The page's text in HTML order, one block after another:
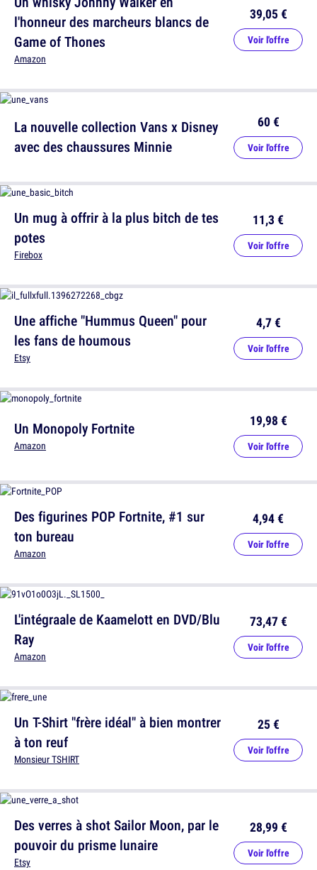
La nouvelle collection Vans x Disney
avec des chaussures Minnie
60 €
Voir l'offre
Une affiche "Hummus Queen" pour
les fans de houmous
Etsy
4,7 €
Voir l'offre
Des figurines POP Fortnite, #1 sur
ton bureau
Amazon
4,94 €
Voir l'offre
Un T-Shirt "frère idéal" à bien montrer
à ton reuf
Monsieur TSHIRT
25 €
Voir l'offre
l'honneur des marcheurs blancs de
Game of Thones
Amazon
39,05 €
Voir l'offre
Un mug à offrir à la plus bitch de tes
potes
Firebox
11,3 €
Voir l'offre
Un Monopoly Fortnite
Amazon
19,98 €
Voir l'offre
L'intégraale de Kaamelott en DVD/Blu
Ray
Amazon
73,47 €
Voir l'offre
Des verres à shot Sailor Moon, par le
pouvoir du prisme lunaire
Etsy
28,99 €
Voir l'offre